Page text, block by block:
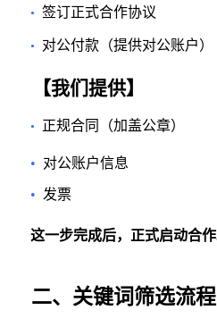
•签订正式合作协议
• 对公付款（提供对公账户）
【我们提供】
• 正规合同（加盖公章）
• 对公账户信息
•发票
这一步完成后，正式启动合作
二、 关键词筛选流程